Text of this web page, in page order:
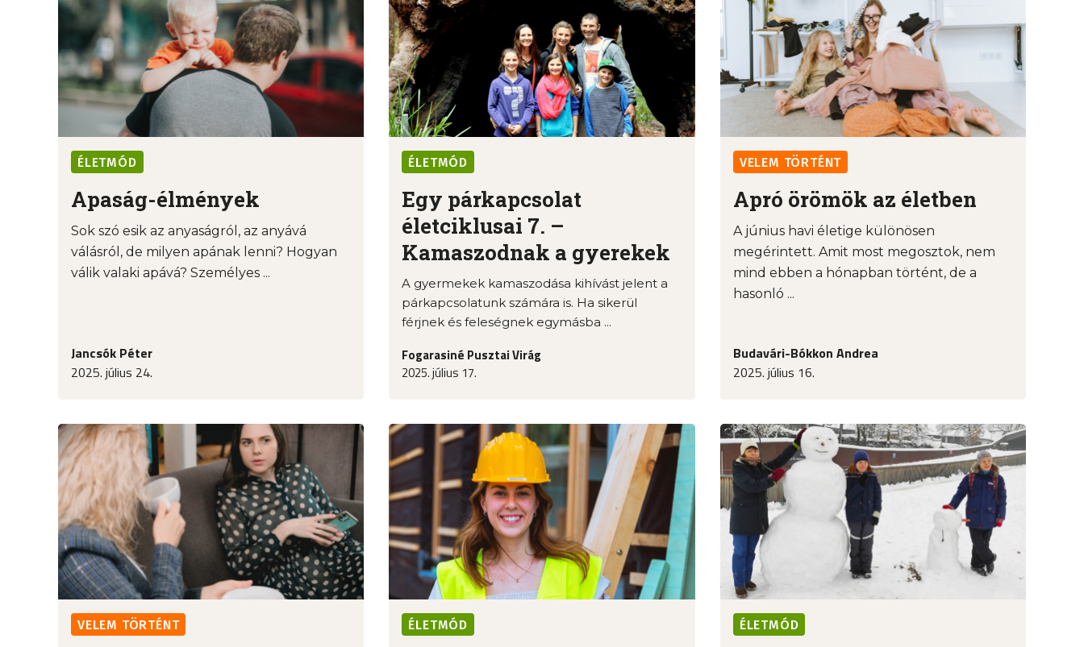
ÉLETMÓD
Apaság-élmények
Sok szó esik az anyaságról, az anyává
válásról, de milyen apának lenni? Hogyan
válik valaki apává? Személyes ...
Jancsók Péter
2025. július 24.
ÉLETMÓD
Egy párkapcsolat
életciklusai 7. –
Kamaszodnak a gyerekek
A gyermekek kamaszodása kihívást jelent a
párkapcsolatunk számára is. Ha sikerül
férjnek és feleségnek egymásba ...
Fogarasiné Pusztai Virág
2025. július 17.
VELEM TÖRTÉNT
Apró örömök az életben
A június havi életige különösen
megérintett. Amit most megosztok, nem
mind ebben a hónapban történt, de a
hasonló ...
Budavári-Bókkon Andrea
2025. július 16.
VELEM TÖRTÉNT ÉLETMÓD ÉLETMÓD